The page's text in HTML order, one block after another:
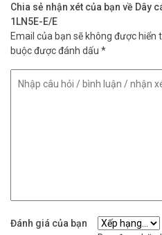
Chia sẻ nhận xét của bạn về Dây
1LN5E-E/E
Email của bạn sẽ không được hiển
buộc được đánh dấu *
Đánh giá của bạn